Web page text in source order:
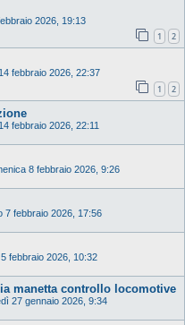
2026, 19:13
1 2
febbraio 2026, 22:37
1 2
febbraio 2026, 22:11
8 febbraio 2026, 9:26
7 febbraio 2026, 17:56
febbraio 2026, 10:32
manetta controllo locomotive
27 gennaio 2026, 9:34